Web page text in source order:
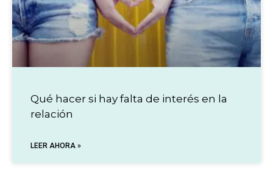
Qué hacer si hay falta de interés en la
relación
LEER AHORA »